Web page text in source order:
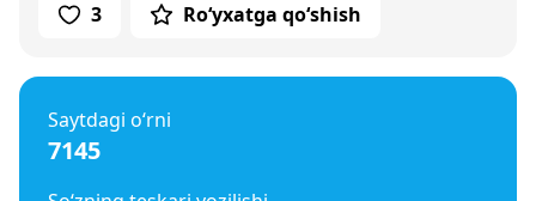
3 Ro‘yxatga qo‘shish
Saytdagi o‘rni
7145